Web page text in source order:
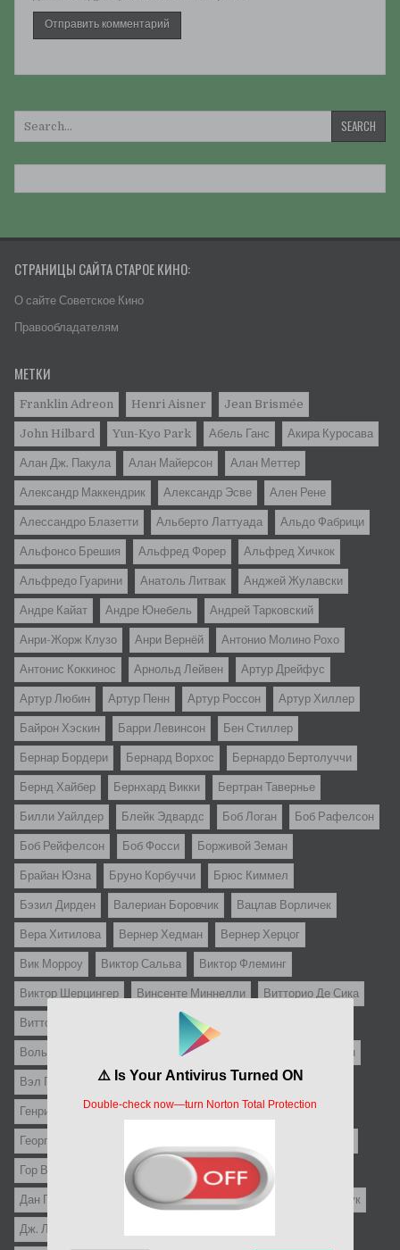
СТРАНИЦЫ САЙТА СТАРОЕ КИНО:
О сайте Советское Кино
Правообладателям
МЕТКИ
Franklin Adreon Henri Aisner Jean Brismée
John Hilbard Yun-Kyo Park Абель Ганс Акира Куросава
Алан Дж. Пакула Алан Майерсон Алан Меттер
Александр Маккендрик Александр Эсве Ален Рене
Алессандро Блазетти Альбертo Латтуада Альдо Фабрици
Альфонсо Брешия Альфред Форер Альфред Хичкок
Альфредо Гуарини Анатоль Литвак Анджей Жулавски
Андре Кайат Андре Юнебель Андрей Тарковский
Анри-Жорж Клузо Анри Вернёй Антонио Молино Рохо
Антонис Коккинос Арнольд Лейвен Артур Дрейфус
Артур Любин Артур Пенн Артур Россон Артур Хиллер
Байрон Хэскин Барри Левинсон Бен Стиллер
Бернар Бордери Бернард Ворхос Бернардо Бертолуччи
Бернд Хайбер Бернхард Викки Бертран Тавернье
Билли Уайлдер Блейк Эдвардс Боб Логан Боб Рафелсон
Боб Рейфелсон Боб Фосси Борживой Земан
Брайан Юзна Бруно Корбуччи Брюс Киммел
Бэзил Дирден Валериан Боровчик Вацлав Ворличек
Вера Хитилова Вернер Хедман Вернер Херцог
Вик Морроу Виктор Сальва Виктор Флеминг
Виктор Шерцингер Винсенте Миннелли Витторио Де Сика
Витторио Де Систи Владимир Тадей
Вольфганг Либенайнер Вольфганг Штаудте Вуди Аллен
Вэл Гест Гай Хэмилтон Гарри Кюмель Генри Каплан
Генри Костер Георгий Данелия
Георгий Юнгвальд-Хилькевич
Гор Вербински Гуидо Бриньоне Гэбриел Паскаль
Дан Пица Дени Амар Дени де Ла Пательер Детлеф Бук
Дж. Ли Томпсон